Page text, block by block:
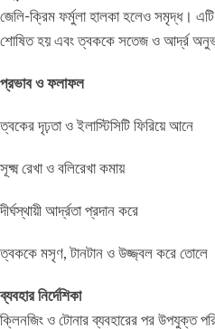
জেলি-ক্রিম ফর্মুলা হালকা হলেও সমৃদ্ধ।
শোষিত হয় এবং ত্বককে সতেজ ও আর্দ্র
প্রভাব ও ফলাফল
ত্বকের দৃঢ়তা ও ইলাস্টিসিটি ফিরিয়ে আনে
সূক্ষ্ম রেখা ও বলিরেখা কমায়
দীর্ঘস্থায়ী আর্দ্রতা প্রদান করে
ত্বককে মসৃণ, টানটান ও উজ্জ্বল করে তোলে
ব্যবহার নির্দেশিকা
ক্লিনজিং ও টোনার ব্যবহারের পর উপযুক্ত